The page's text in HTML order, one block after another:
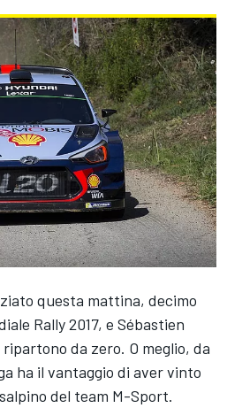
questa mattina, decimo
Rally 2017, e Sébastien
da zero. O meglio, da
ha il vantaggio di aver vinto
del team M-Sport.